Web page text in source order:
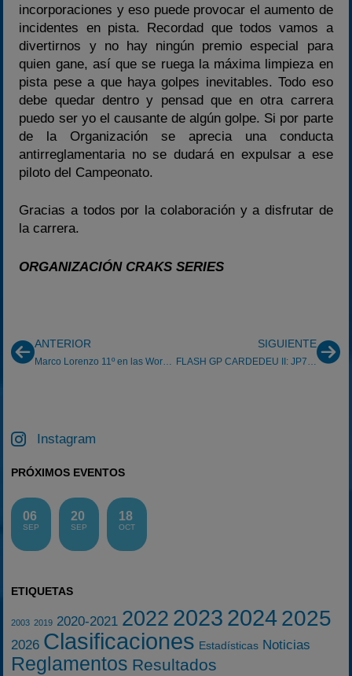
incorporaciones y eso puede provocar el aumento de
incidentes en pista. Recordad que todos vamos a
divertirnos y no hay ningún premio especial para
quien gane, así que se ruega la máxima limpieza en
pista pese a que haya golpes inevitables. Todo eso
debe quedar dentro y pensad que en otra carrera
puedo ser yo el causante de algún golpe. Si por parte
de la Organización se aprecia una conducta
antirreglamentaria no se dudará en expulsar a ese
piloto del Campeonato.
Gracias a todos por la colaboración y a disfrutar de
la carrera.
ORGANIZACIÓN CRAKS SERIES
ANTERIOR
Marco Lorenzo 11º en las Word Series de Kárting
SIGUIENTE
FLASH GP CARDEDEU II: JP79 profeta en su tierra
Instagram
PRÓXIMOS EVENTOS
06
SEP
20
SEP
18
OCT
ETIQUETAS
2003 2019 2020-2021 2022 2023 20242025
2026 Clasificaciones Estadísticas Noticias
Reglamentos Resultados